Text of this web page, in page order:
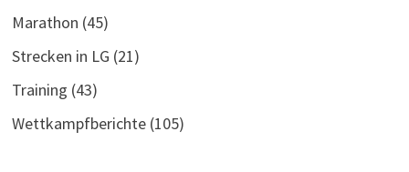
Marathon (45)
Strecken in LG (21)
Training (43)
Wettkampfberichte(105)